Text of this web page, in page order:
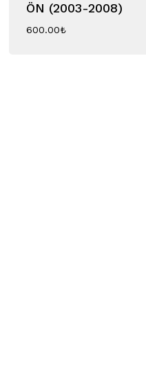
ÖN (2003-2008)
600.00₺